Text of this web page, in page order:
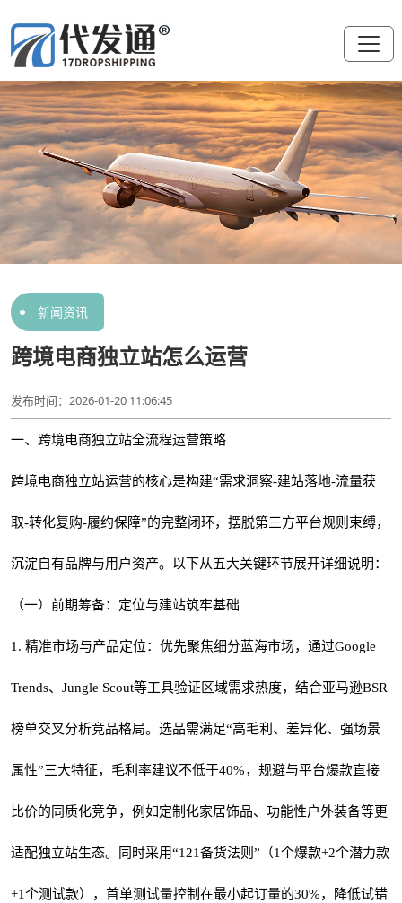
新闻资讯
跨境电商独立站怎么运营
发布时间：2026-01-20 11:06:45
一、跨境电商独立站全流程运营策略
跨境电商独立站运营的核心是构建“需求洞察-建站落地-流量获
取-转化复购-履约保障”的完整闭环，摆脱第三方平台规则束缚，
沉淀自有品牌与用户资产。以下从五大关键环节展开详细说明：
（一）前期筹备：定位与建站筑牢基础
1. 精准市场与产品定位：优先聚焦细分蓝海市场，通过Google
Trends、Jungle Scout等工具验证区域需求热度，结合亚马逊BSR
榜单交叉分析竞品格局。选品需满足“高毛利、差异化、强场景
属性”三大特征，毛利率建议不低于40%，规避与平台爆款直接
比价的同质化竞争，例如定制化家居饰品、功能性户外装备等更
适配独立站生态。同时采用“121备货法则”（1个爆款+2个潜力款
+1个测试款），首单测试量控制在最小起订量的30%，降低试错